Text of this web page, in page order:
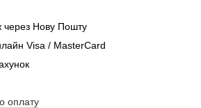
через Нову Пошту
Visa / MasterCard
оплату